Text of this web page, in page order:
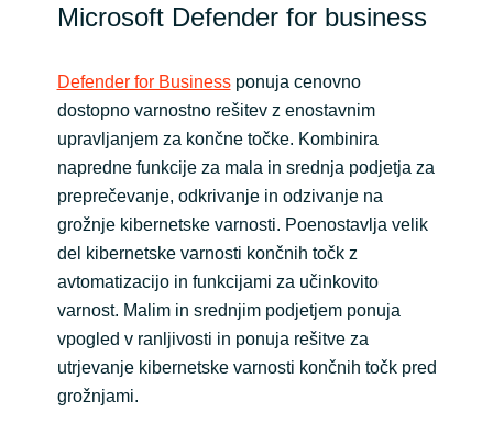
Singapore
Sri Lanka
Sweden
Switzerland
Ukraine
United Kingdom
Microsoft Defender for business
Defender for Businessponuja cenovno
dostopno varnostno rešitev z enostavnim
upravljanjem za končne točke. Kombinira
napredne funkcije za mala in srednja podjetja za
preprečevanje, odkrivanje in odzivanje na
grožnje kibernetske varnosti. Poenostavlja velik
del kibernetske varnosti končnih točk z
avtomatizacijo in funkcijami za učinkovito
varnost. Malim in srednjim podjetjem ponuja
vpogled v ranljivosti in ponuja rešitve za
utrjevanje kibernetske varnosti končnih točk pred
grožnjami.